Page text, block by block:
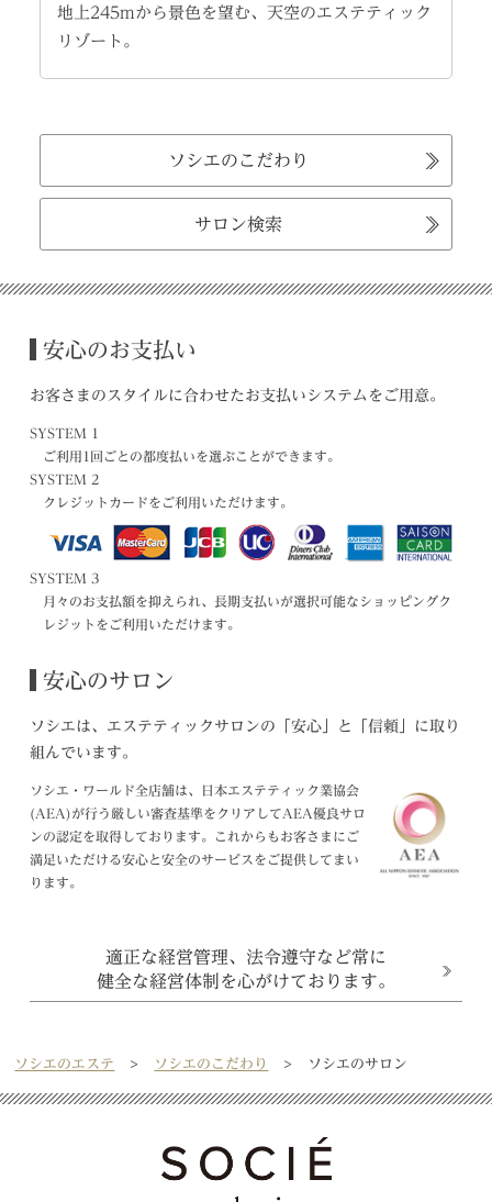
地上245mから景色を望む、天空のエステティック
リゾート。
ソシエのこだわり
サロン検索
安心のお支払い
お客さまのスタイルに合わせたお支払いシステムをご用意。
SYSTEM 1
ご利用1回ごとの都度払いを選ぶことができます。
SYSTEM 2
クレジットカードをご利用いただけます。
SYSTEM 3
月々のお支払額を抑えられ、長期支払いが選択可能なショッピングク
レジットをご利用いただけます。
安心のサロン
ソシエは、エステティックサロンの「安心」と「信頼」に取り
組んでいます。
ソシエ・ワールド全店舗は、日本エステティック業協会
(AEA)が行う厳しい審査基準をクリアしてAEA優良サロ
ンの認定を取得しております。これからもお客さまにご
満足いただける安心と安全のサービスをご提供してまい
ります。
適正な経営管理、法令遵守など常に
健全な経営体制を心がけております。
ソシエのエステ ソシエのこだわり ソシエのサロン